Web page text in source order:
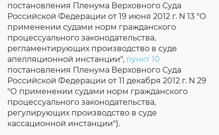
постановления Пленума Верховного Суда
Российской Федерации от 19 июня 2012 г. N 13 "О
применении судами норм гражданского
процессуального законодательства,
регламентирующих производство в суде
апелляционной инстанции", пункт 10
постановления Пленума Верховного Суда
Российской Федерации от 11 декабря 2012 г. N 29
"О применении судами норм гражданского
процессуального законодательства,
регулирующих производство в суде
кассационной инстанции").